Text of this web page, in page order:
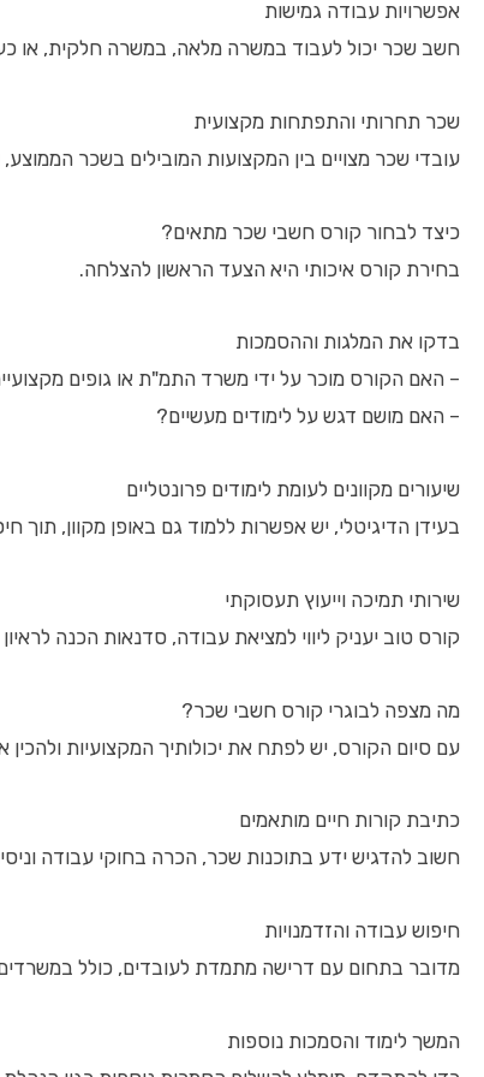
אפשרויות עבודה גמישות
חשב שכר יכול לעבוד במשרה מלאה, במשרה חלקית, או
שכר תחרותי והתפתחות מקצועית
עובדי שכר מצויים בין המקצועות המובילים בשכר הממוצע,
כיצד לבחור קורס חשבי שכר מתאים?
בחירת קורס איכותי היא הצעד הראשון להצלחה.
בדקו את המלגות וההסמכות
– האם הקורס מוכר על ידי משרד התמ"ת או גופים
– האם מושם דגש על לימודים מעשיים?
שיעורים מקוונים לעומת לימודים פרונטליים
בעידן הדיגיטלי, יש אפשרות ללמוד גם באופן מקוון, תוך
שירותי תמיכה וייעוץ תעסוקתי
קורס טוב יעניק ליווי למציאת עבודה, סדנאות הכנה
מה מצפה לבוגרי קורס חשבי שכר?
עם סיום הקורס, יש לפתח את יכולותיך המקצועיות
כתיבת קורות חיים מותאמים
חשוב להדגיש ידע בתוכנות שכר, הכרה בחוקי עבודה
חיפוש עבודה והזדמנויות
מדובר בתחום עם דרישה מתמדת לעובדים, כולל במשרדים
המשך לימוד והסמכות נוספות